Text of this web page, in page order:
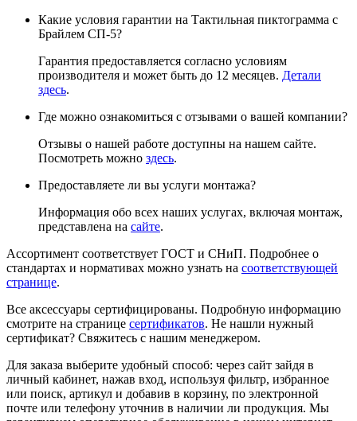
Какие условия гарантии на Тактильная пиктограмма с
Брайлем СП-5?
Гарантия предоставляется согласно условиям
производителя и может быть до 12 месяцев. Детали
здесь.
Где можно ознакомиться с отзывами о вашей компании?
Отзывы о нашей работе доступны на нашем сайте.
Посмотреть можно здесь.
Предоставляете ли вы услуги монтажа?
Информация обо всех наших услугах, включая монтаж,
представлена на сайте.
Ассортимент соответствует ГОСТ и СНиП. Подробнее о
стандартах и нормативах можно узнать на соответствующей
странице.
Все аксессуары сертифицированы. Подробную информацию
смотрите на странице сертификатов. Не нашли нужный
сертификат? Свяжитесь с нашим менеджером.
Для заказа выберите удобный способ: через сайт зайдя в
личный кабинет, нажав вход, используя фильтр, избранное
или поиск, артикул и добавив в корзину, по электронной
почте или телефону уточнив в наличии ли продукция. Мы